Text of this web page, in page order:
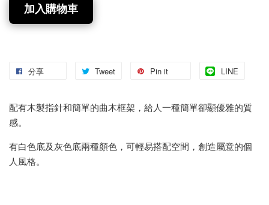
加入購物車
分享 Tweet Pin it LINE
配有木製指針和簡單的曲木框架，給人一種簡單卻顯優雅的質
感。
有白色底及灰色底兩種顏色，可輕易搭配空間，創造屬意的個
人風格。